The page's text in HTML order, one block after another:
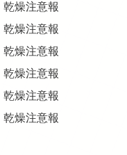
燥注意報
燥注意報
燥注意報
燥注意報
燥注意報
燥注意報